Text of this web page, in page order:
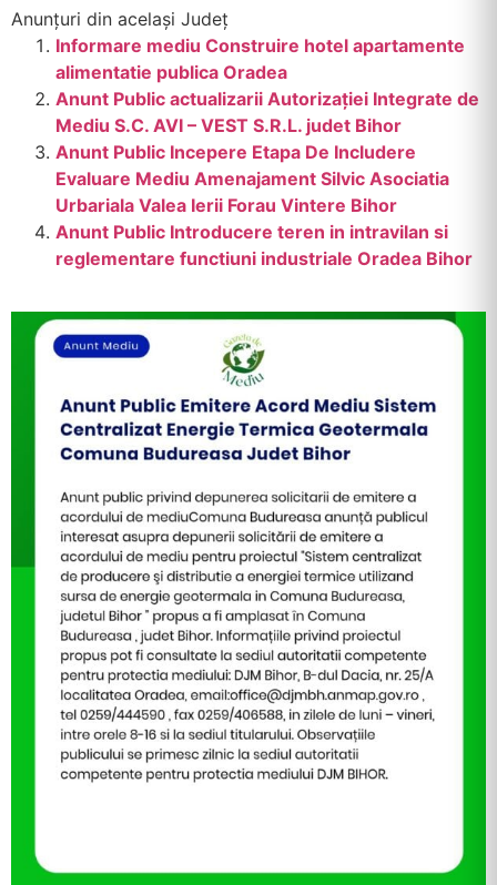
Anunțuri din același Județ
Informare mediu Construire hotel apartamente
alimentatie publica Oradea
Anunt Public actualizarii Autorizației Integrate de
Mediu S.C. AVI – VEST S.R.L. judet Bihor
Anunt Public Incepere Etapa De Includere
Evaluare Mediu Amenajament Silvic Asociatia
Urbariala Valea Ierii Forau Vintere Bihor
Anunt Public Introducere teren in intravilan si
reglementare functiuni industriale Oradea Bihor